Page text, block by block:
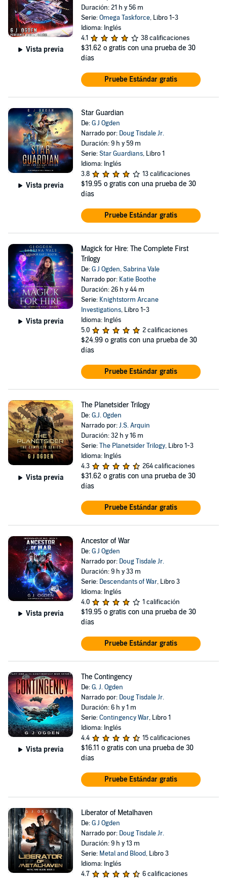
Vista previa
Duración: 21 h y 56 m
Serie:Omega Taskforce, Libro 1-3
Idioma: Inglés
4.1
38 calificaciones
$31.62 o gratis con una prueba de 30
días
Pruebe Estándar gratis
Vista previa
Star Guardian
De:G J Ogden
Narrado por: Doug Tisdale Jr.
Duración: 9 h y 59 m
Serie:Star Guardians, Libro 1
Idioma: Inglés
3.8
13 calificaciones
$19.95 o gratis con una prueba de 30
días
Pruebe Estándar gratis
Vista previa
Magick for Hire: The Complete First
Trilogy
De:G J Ogden,Sabrina Vale
Narrado por: Katie Boothe
Duración: 26 h y 44 m
Serie: Knightstorm Arcane
Investigations, Libro 1-3
Idioma: Inglés
5.0
2 calificaciones
$24.99 o gratis con una prueba de 30
días
Pruebe Estándar gratis
Vista previa
The Planetsider Trilogy
De:G.J. Ogden
Narrado por:J.S. Arquin
Duración: 32 h y 16 m
Serie:The Planetsider Trilogy, Libro 1-3
Idioma: Inglés
4.3
264 calificaciones
$31.62 o gratis con una prueba de 30
días
Pruebe Estándar gratis
Vista previa
Ancestor of War
De:G J Ogden
Narrado por: Doug Tisdale Jr.
Duración: 9 h y 33 m
Serie: Descendants of War, Libro 3
Idioma: Inglés
4.0
1 calificación
$19.95 o gratis con una prueba de 30
días
Pruebe Estándar gratis
Vista previa
The Contingency
De:G. J. Ogden
Narrado por: Doug Tisdale Jr.
Duración: 6 h y 1 m
Serie:Contingency War, Libro 1
Idioma: Inglés
4.4
15 calificaciones
$16.11 o gratis con una prueba de 30
días
Pruebe Estándar gratis
Liberator of Metalhaven
De:G J Ogden
Narrado por: Doug Tisdale Jr.
Duración: 9 h y 13 m
Serie: Metal and Blood, Libro 3
Idioma: Inglés
4.7
6 calificaciones